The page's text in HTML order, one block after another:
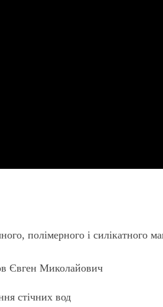
полімерного і силікатного
Євген Миколайович
стічних вод